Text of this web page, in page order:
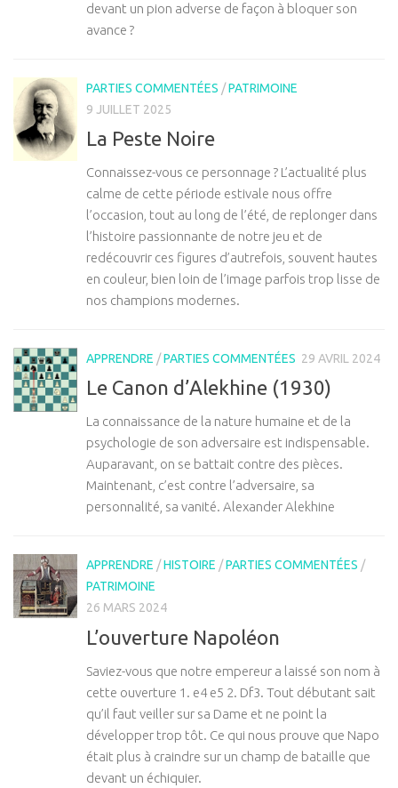
devant un pion adverse de façon à bloquer son
avance ?
PARTIES COMMENTÉES /PATRIMOINE
9 JUILLET 2025
La Peste Noire
Connaissez-vous ce personnage ? L’actualité plus
calme de cette période estivale nous offre
l’occasion, tout au long de l’été, de replonger dans
l’histoire passionnante de notre jeu et de
redécouvrir ces figures d’autrefois, souvent hautes
en couleur, bien loin de l’image parfois trop lisse de
nos champions modernes.
APPRENDRE /PARTIES COMMENTÉES 29 AVRIL 2024
Le Canon d’Alekhine (1930)
La connaissance de la nature humaine et de la
psychologie de son adversaire est indispensable.
Auparavant, on se battait contre des pièces.
Maintenant, c’est contre l’adversaire, sa
personnalité, sa vanité. Alexander Alekhine
APPRENDRE /HISTOIRE /PARTIES COMMENTÉES /
PATRIMOINE
26 MARS 2024
L’ouverture Napoléon
Saviez-vous que notre empereur a laissé son nom à
cette ouverture 1. e4 e5 2. Df3. Tout débutant sait
qu’il faut veiller sur sa Dame et ne point la
développer trop tôt. Ce qui nous prouve que Napo
était plus à craindre sur un champ de bataille que
devant un échiquier.